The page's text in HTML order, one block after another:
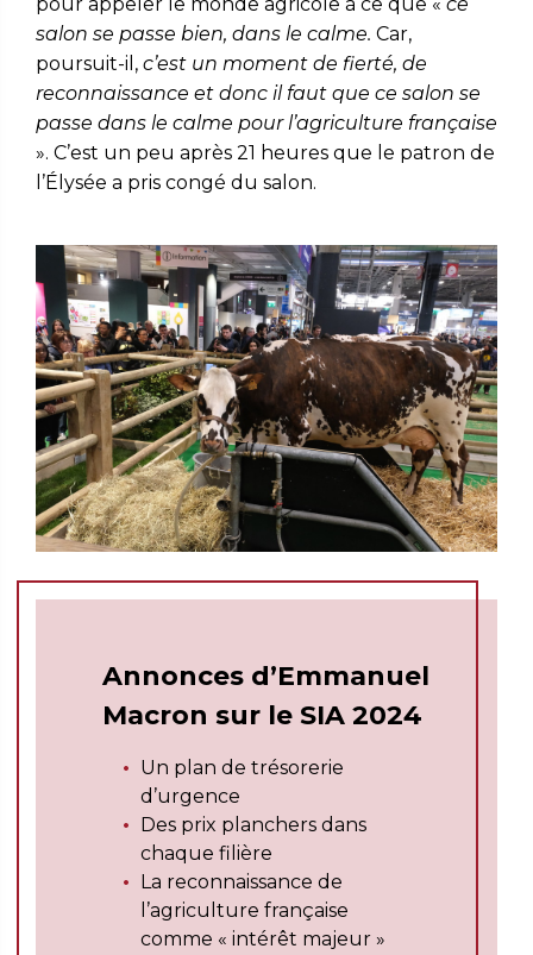
salon se passe bien, dans le calme. Car,
poursuit-il, c’est un moment de fierté, de
reconnaissance et donc il faut que ce salon se
passe dans le calme pour l’agriculture française
». C’est un peu après 21 heures que le patron de
l’Élysée a pris congé du salon.
Annonces d’Emmanuel
Macron sur le SIA 2024
Un plan de trésorerie
d’urgence
Des prix planchers dans
chaque filière
La reconnaissance de
l’agriculture française
comme « intérêt majeur »